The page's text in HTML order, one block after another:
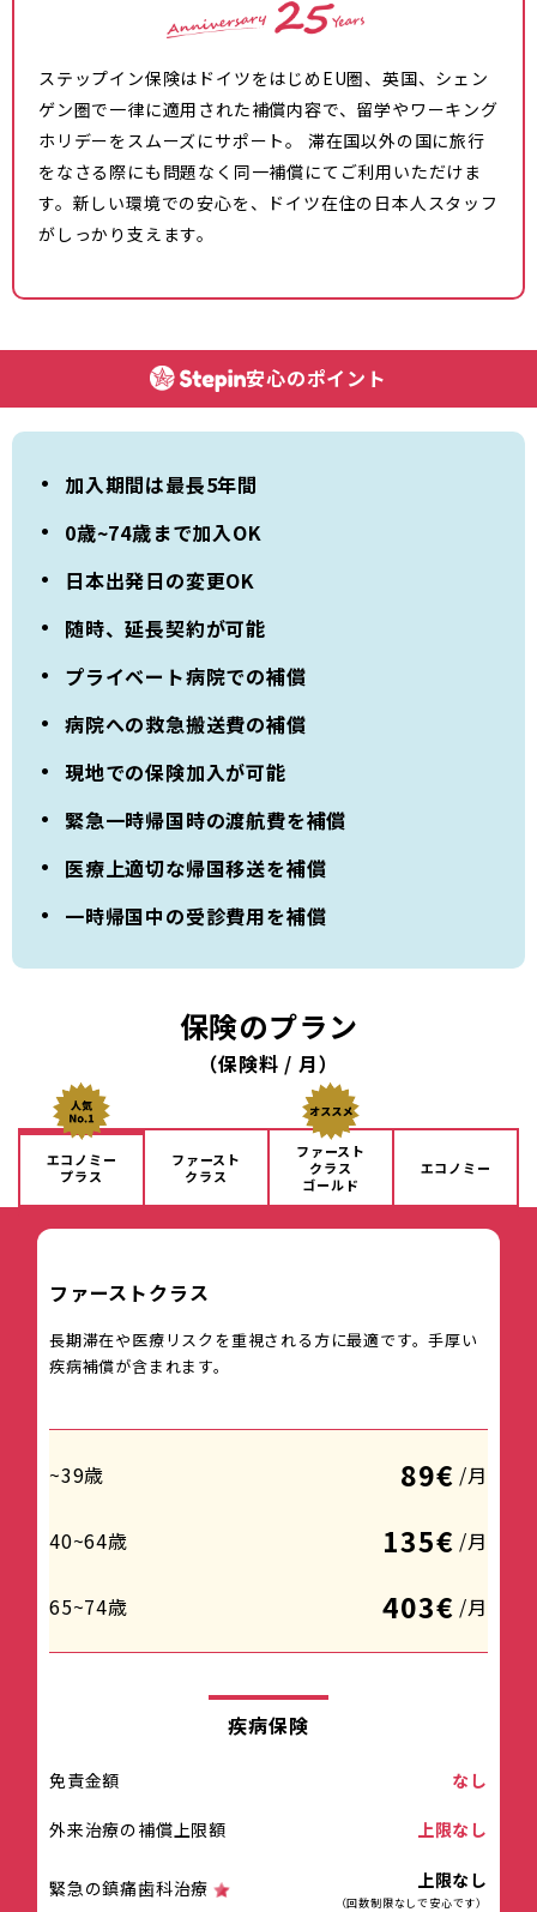
ステップイン保険はドイツをはじめEU圏、英国、シェン
ゲン圏で一律に適用された補償内容で、留学やワーキング
ホリデーをスムーズにサポート。 滞在国以外の国に旅行
をなさる際にも問題なく同一補償にてご利用いただけま
す。新しい環境での安心を、ドイツ在住の日本人スタッフ
がしっかり支えます。
安心のポイント
加入期間は最長5年間
0歳~74歳まで加入OK
日本出発日の変更OK
随時、延長契約が可能
プライベート病院での補償
病院への救急搬送費の補償
現地での保険加入が可能
緊急一時帰国時の渡航費を補償
医療上適切な帰国移送を補償
一時帰国中の受診費用を補償
保険のプラン
（保険料 / 月）
エコノミー
プラス
ファースト
クラス
ファースト
クラス
ゴールド
エコノミー
ファーストクラス
長期滞在や医療リスクを重視される方に最適です。手厚い
疾病補償が含まれます。
~39歳 89€ /月
40~64歳 135€ /月
65~74歳 403€ /月
疾病保険
免責金額 なし
外来治療の補償上限額 上限なし
緊急の鎮痛歯科治療 上限なし
（回数制限なしで安心です）